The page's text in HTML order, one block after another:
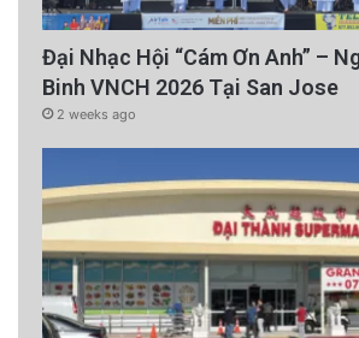
Đại Nhạc Hội “Cám Ơn Anh” –
Binh VNCH 2026 Tại San Jose
2 weeks ago